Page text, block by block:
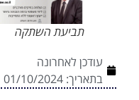
תביעת השתקה
עודכן לאחרונה
בתאריך: 01/10/2024